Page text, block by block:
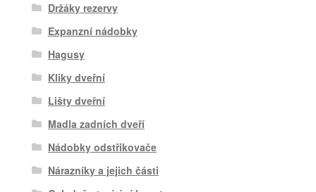
Držáky rezervy
Expanzní nádobky
Hagusy
Kliky dveřní
Lišty dveřní
Madla zadních dveří
Nádobky odstřikovače
Nárazníky a jejich části